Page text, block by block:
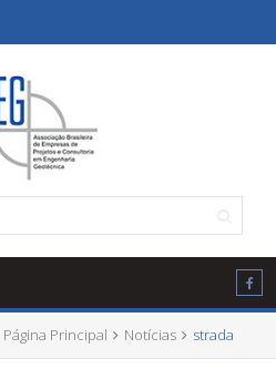
Página Principal Notícias strada